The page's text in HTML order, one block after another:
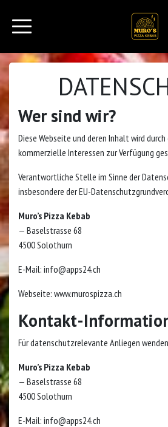
Wer sind wir?
Diese Webseite und deren Inhalt wird
kommerzielle Interessen zur Verfügung
Verantwortliche Stelle im Sinne der
insbesondere der EU-
Muro’s Pizza Kebab
— Baselstrasse 68
4500 Solothurn
E-Mail: info@apps24.ch
Webseite: www.murospizza.ch
Kontakt-
Für datenschutzrelevante Anliegen
Muro’s Pizza Kebab
— Baselstrasse 68
4500 Solothurn
E-Mail: info@apps24.ch